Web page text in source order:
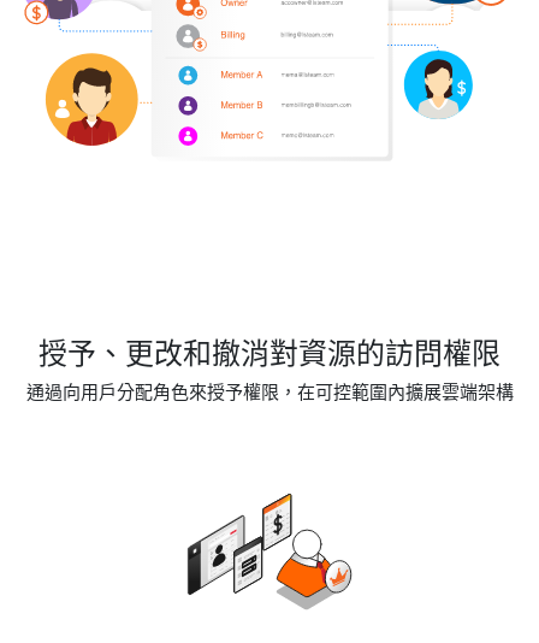
授予、更改和撤消對資源的訪問權限
通過向用戶分配角色來授予權限，在可控範圍內擴展雲端架構